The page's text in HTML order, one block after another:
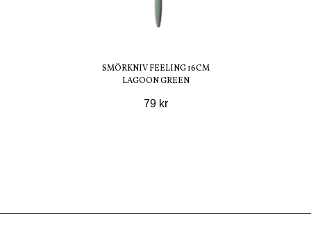
SMÖRKNIV FEELING 16CM
LAGOON GREEN
79 kr